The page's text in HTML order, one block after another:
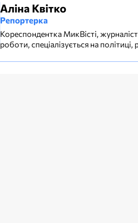
Аліна Квітко
Репортерка
Кореспондентка МикВісті,
роботи, спеціалізується на